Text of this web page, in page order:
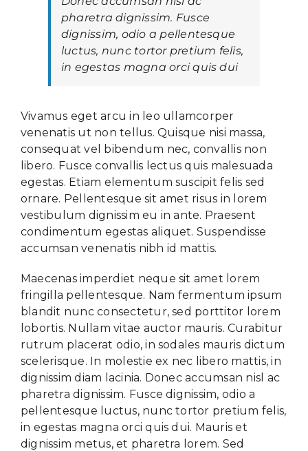
pharetra dignissim. Fusce
dignissim, odio a pellentesque
luctus, nunc tortor pretium felis,
in egestas magna orci quis dui
Vivamus eget arcu in leo ullamcorper
venenatis ut non tellus. Quisque nisi massa,
consequat vel bibendum nec, convallis non
libero. Fusce convallis lectus quis malesuada
egestas. Etiam elementum suscipit felis sed
ornare. Pellentesque sit amet risus in lorem
vestibulum dignissim eu in ante. Praesent
condimentum egestas aliquet. Suspendisse
accumsan venenatis nibh id mattis.
Maecenas imperdiet neque sit amet lorem
fringilla pellentesque. Nam fermentum ipsum
blandit nunc consectetur, sed porttitor lorem
lobortis. Nullam vitae auctor mauris. Curabitur
rutrum placerat odio, in sodales mauris dictum
scelerisque. In molestie ex nec libero mattis, in
dignissim diam lacinia. Donec accumsan nisl ac
pharetra dignissim. Fusce dignissim, odio a
pellentesque luctus, nunc tortor pretium felis,
in egestas magna orci quis dui. Mauris et
dignissim metus, et pharetra lorem. Sed